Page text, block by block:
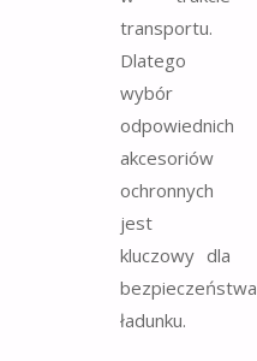
transportu.
Dlatego
wybór
odpowiednich
akcesoriów
ochronnych
jest
kluczowy dla
bezpieczeństwa
ładunku.